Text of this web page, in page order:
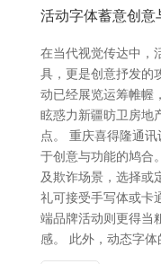
活动字体蓄意创意
在当代视觉传达中，
具，更是创意抒发的
动已经展览运筹帷幄
眩惑力新疆昉卫房地
点。 重庆喜得隆通
于创意与功能的鸠合
及欺诈场景，选择或
礼可接受手写体或卡
端品牌活动则更得当
感。 此外，动态字